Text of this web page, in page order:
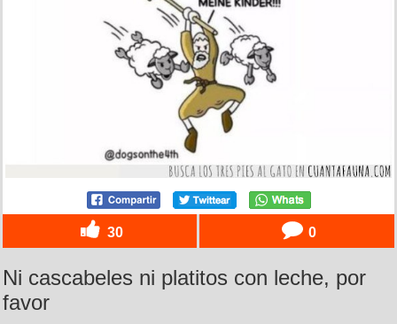
30 0
Ni cascabeles ni platitos con leche, por
favor